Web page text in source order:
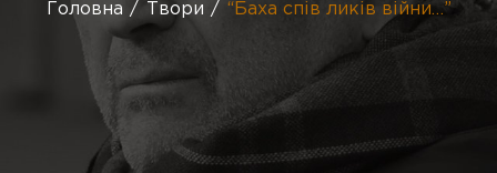
Головна Твори “Баха спів ликів війни…”